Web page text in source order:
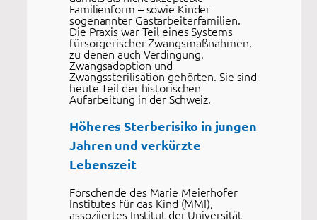
Familienform – sowie Kinder
sogenannter Gastarbeiterfamilien.
Die Praxis war Teil eines Systems
fürsorgerischer Zwangsmaßnahmen,
zu denen auch Verdingung,
Zwangsadoption und
Zwangssterilisation gehörten. Sie sind
heute Teil der historischen
Aufarbeitung in der Schweiz.
Höheres Sterberisiko in jungen
Jahren und verkürzte
Lebenszeit
Forschende des Marie Meierhofer
Institutes für das Kind (MMI),
assoziiertes Institut der Universität